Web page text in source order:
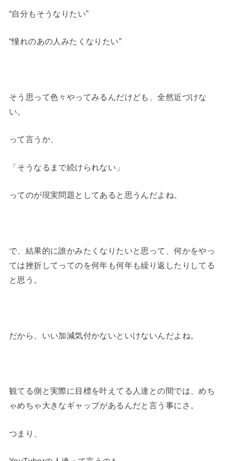
“自分もそうなりたい”
“憧れのあの人みたくなりたい”
そう思って色々やってみるんだけども、全然近づけな
い。
って言うか、
「そうなるまで続けられない」
ってのが現実問題としてあると思うんだよね。
で、結果的に誰かみたくなりたいと思って、何かをやっ
ては挫折してってのを何年も何年も繰り返したりしてる
と思う。
だから、いい加減気付かないといけないんだよね。
観てる側と実際に目標を叶えてる人達との間では、めち
ゃめちゃ大きなギャップがあるんだと言う事にさ。
つまり、